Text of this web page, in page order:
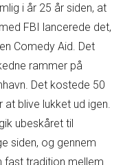
i år 25 år siden, at
FBI lancerede det,
Comedy Aid. Det
rammer på
Det kostede 50
blive lukket ud igen.
ubeskåret til
siden, og gennem
fast tradition mellem